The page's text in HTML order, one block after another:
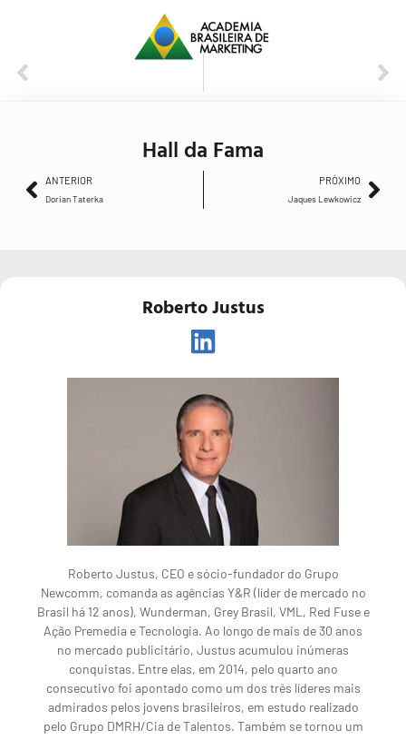
Hall da Fama
ANTERIOR
Dorian Taterka
PRÓXIMO
Jaques Lewkowicz
Roberto Justus
Roberto Justus, CEO e sócio-fundador do Grupo
Newcomm, comanda as agências Y&R (líder de mercado no
Brasil há 12 anos), Wunderman, Grey Brasil, VML, Red Fuse e
Ação Premedia e Tecnologia. Ao longo de mais de 30 anos
no mercado publicitário, Justus acumulou inúmeras
conquistas. Entre elas, em 2014, pelo quarto ano
consecutivo foi apontado como um dos três líderes mais
admirados pelos jovens brasileiros, em estudo realizado
pelo Grupo DMRH/Cia de Talentos. Também se tornou um